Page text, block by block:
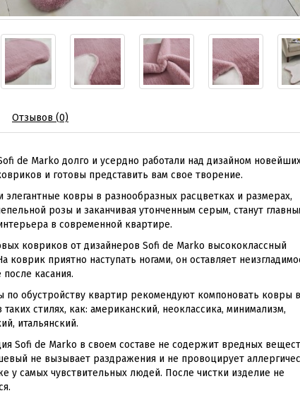
Отзывов (0)
de Marko долго и усердно работали над дизайном
и готовы представить вам свое творение.
ковры в разнообразных расцветках и размерах,
розы и заканчивая утонченным серым, станут
в современной квартире.
ковриков от дизайнеров Sofi de Marko высококлассный
коврик приятно наступать ногами, он оставляет
после касания.
по обустройству квартир рекомендуют компоновать ковры в
стилях, как: американский, неоклассика, минимализм,
итальянский.
Sofi de Marko в своем составе не содержит вредных
не вызывает раздражения и не провоцирует
у самых чувствительных людей. После чистки изделие не